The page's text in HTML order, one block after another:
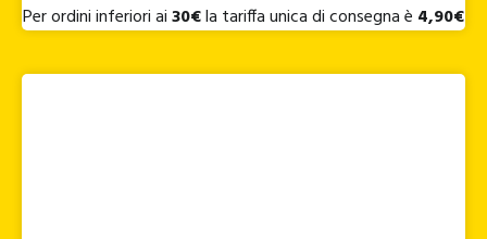
Per ordini inferiori ai30€la tariffa unica di consegna è 4,90€